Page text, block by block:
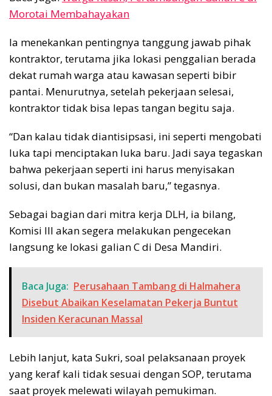
Morotai Membahayakan
Ia menekankan pentingnya tanggung jawab pihak
kontraktor, terutama jika lokasi penggalian berada
dekat rumah warga atau kawasan seperti bibir
pantai. Menurutnya, setelah pekerjaan selesai,
kontraktor tidak bisa lepas tangan begitu saja.
“Dan kalau tidak diantisipsasi, ini seperti mengobati
luka tapi menciptakan luka baru. Jadi saya tegaskan
bahwa pekerjaan seperti ini harus menyisakan
solusi, dan bukan masalah baru,” tegasnya.
Sebagai bagian dari mitra kerja DLH, ia bilang,
Komisi III akan segera melakukan pengecekan
langsung ke lokasi galian C di Desa Mandiri.
Baca Juga: Perusahaan Tambang di Halmahera
Disebut Abaikan Keselamatan Pekerja Buntut
Insiden Keracunan Massal
Lebih lanjut, kata Sukri, soal pelaksanaan proyek
yang keraf kali tidak sesuai dengan SOP, terutama
saat proyek melewati wilayah pemukiman.